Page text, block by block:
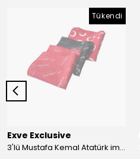
Tükendi
Exve Exclusive
3'lü Mustafa Kemal Atatürk imzalı ve Türkiye Ay Yıldız Bayraklı Kadın Fular Seti